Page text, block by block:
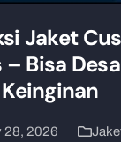
Jaket
Bisa
Keinginan
28, 2026